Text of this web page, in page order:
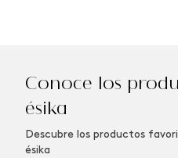
Conoce los
ésika
Descubre los productos
ésika